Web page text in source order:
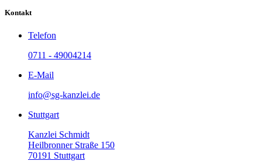
Kontakt
Telefon
0711 - 49004214
E-Mail
info@sg-kanzlei.de
Stuttgart
Kanzlei Schmidt
Heilbronner Straße 150
70191 Stuttgart